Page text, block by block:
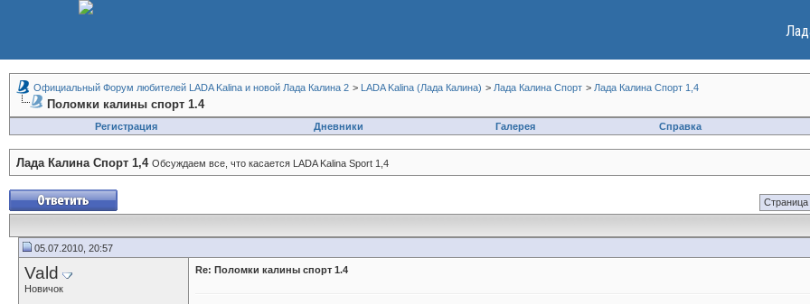
Официальный Форум любителей LADA Kalina и новой Лада Калина 2 > LADA Kalina (Лада Калина) > Лада Калина Спорт > Лада Калина Спорт 1,4
Поломки калины спорт 1.4
Регистрация Дневники Галерея Справка
Лада Калина Спорт 1,4 Обсуждаем все, что касается LADA Kalina Sport 1,4
Страница
05.07.2010, 20:57
Vald
Новичок
Re: Поломки калины спорт 1.4